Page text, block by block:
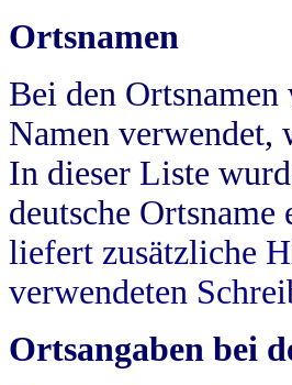
Ortsnamen
Bei den
Namen verwendet,
In dieser Liste
deutsche Ortsname
liefert zusätzliche
verwendeten
Ortsangaben bei